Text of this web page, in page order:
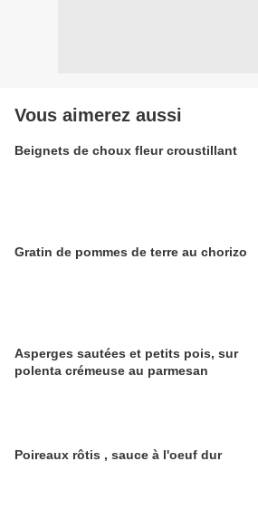
Vous aimerez aussi
Beignets de choux fleur croustillant
Gratin de pommes de terre au chorizo
Asperges sautées et petits pois, sur
polenta crémeuse au parmesan
Poireaux rôtis , sauce à l'oeuf dur